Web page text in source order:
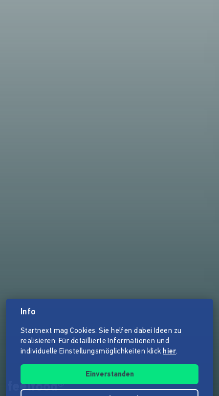
feelfood®
Info
Startnext mag Cookies. Sie helfen dabei Ideen zu
realisieren. Für detaillierte Informationen und
individuelle Einstellungsmöglichkeiten klick hier.
Einverstanden